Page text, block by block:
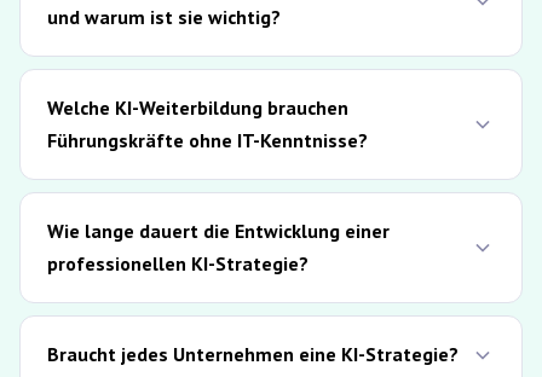
und warum ist sie wichtig?
Welche KI-Weiterbildung brauchen
Führungskräfte ohne IT-Kenntnisse?
Wie lange dauert die Entwicklung einer
professionellen KI-Strategie?
Braucht jedes Unternehmen eine KI-Strategie?